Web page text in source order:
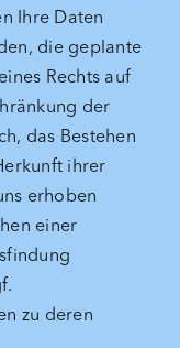
Ihre Daten
die geplante
Rechts auf
der
das Bestehen
ihrer
erhoben
einer
zu deren